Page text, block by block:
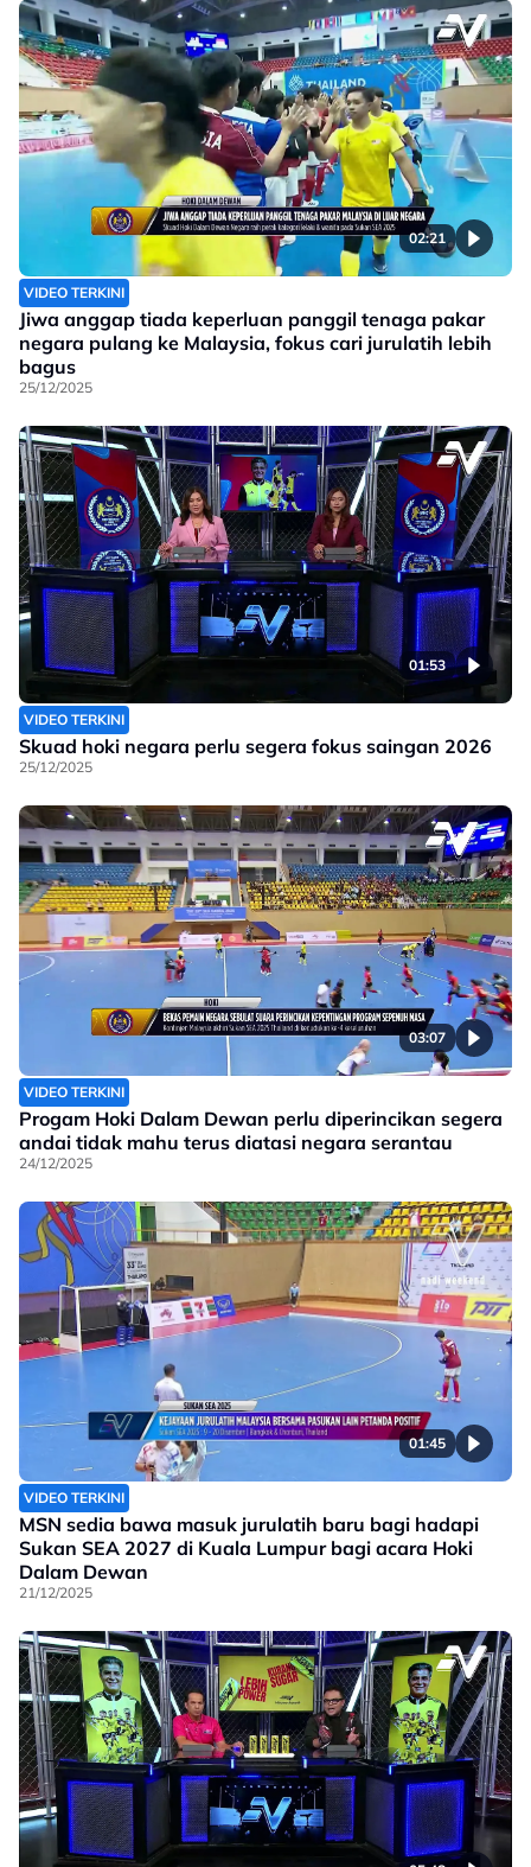
02:21
VIDEO TERKINI
Jiwa anggap tiada keperluan panggil tenaga pakar
negara pulang ke Malaysia, fokus cari jurulatih lebih
bagus
25/12/2025
01:53
VIDEO TERKINI
Skuad hoki negara perlu segera fokus saingan 2026
25/12/2025
03:07
VIDEO TERKINI
Progam Hoki Dalam Dewan perlu diperincikan segera
andai tidak mahu terus diatasi negara serantau
24/12/2025
01:45
VIDEO TERKINI
MSN sedia bawa masuk jurulatih baru bagi hadapi
Sukan SEA 2027 di Kuala Lumpur bagi acara Hoki
Dalam Dewan
21/12/2025